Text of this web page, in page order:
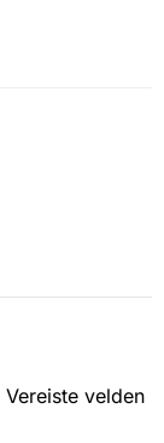
Vereiste velden